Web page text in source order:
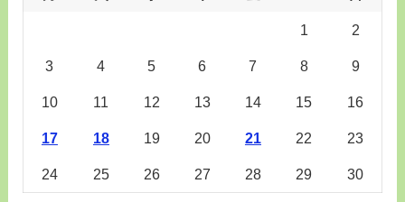
1 2
3 4 5 6 7 8 9
10 11 12 13 14 15 16
17 18 19 20 21 22 23
24 25 26 27 28 29 30